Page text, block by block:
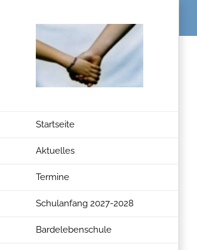
springen
Startseite
Aktuelles
Termine
Schulanfang 2027-2028
Bardelebenschule